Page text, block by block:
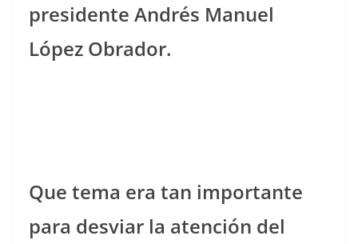
presidente Andrés Manuel
López Obrador.
Que tema era tan importante
para desviar la atención del